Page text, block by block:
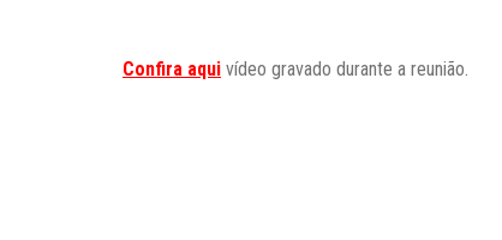
Confira aqui vídeo gravado durante a reunião.